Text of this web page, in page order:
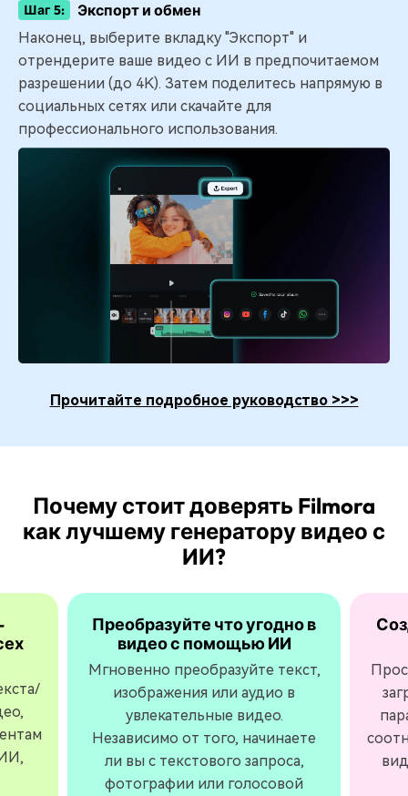
Шаг 5: Экспорт и обмен
Наконец, выберите вкладку "Экспорт" и
отрендерите ваше видео с ИИ в предпочитаемом
разрешении (до 4K). Затем поделитесь напрямую в
социальных сетях или скачайте для
профессионального использования.
Прочитайте подробное руководство >>>
Почему стоит доверять Filmora
как лучшему генератору видео с
ИИ?
Преобразуйте что угодно в
видео с помощью ИИ
Мгновенно преобразуйте текст,
изображения или аудио в
увлекательные видео.
Независимо от того, начинаете
ли вы с текстового запроса,
фотографии или голосовой